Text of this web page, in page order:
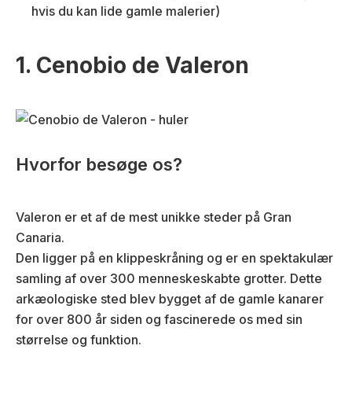
hvis du kan lide gamle malerier)
1. Cenobio de Valeron
Hvorfor besøge os?
Valeron er et af de mest unikke steder på Gran
Canaria.
Den ligger på en klippeskråning og er en spektakulær
samling af over 300 menneskeskabte grotter. Dette
arkæologiske sted blev bygget af de gamle kanarer
for over 800 år siden og fascinerede os med sin
størrelse og funktion.